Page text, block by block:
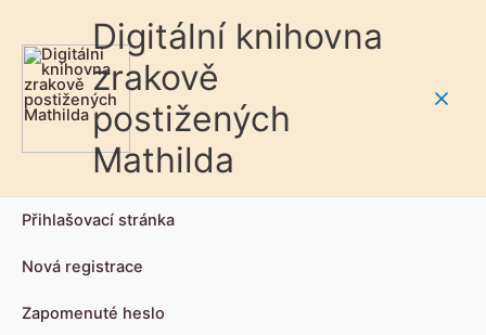
Digitální knihovna
zrakově
postižených
Mathilda
Přihlašovací stránka
Nová registrace
Zapomenuté heslo